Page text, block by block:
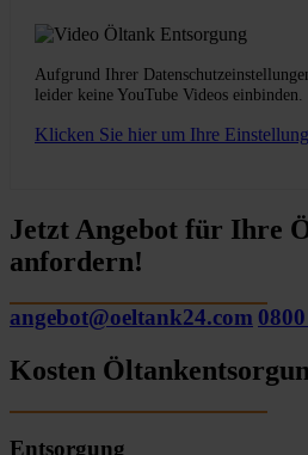
Aufgrund Ihrer
leider keine YouTube Videos einbinden.
Klicken Sie hier um Ihre
Jetzt Angebot für Ihre
anfordern!
angebot@oeltank24.com
Kosten
Entsorgung